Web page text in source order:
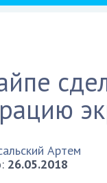
Артем
26.05.2018